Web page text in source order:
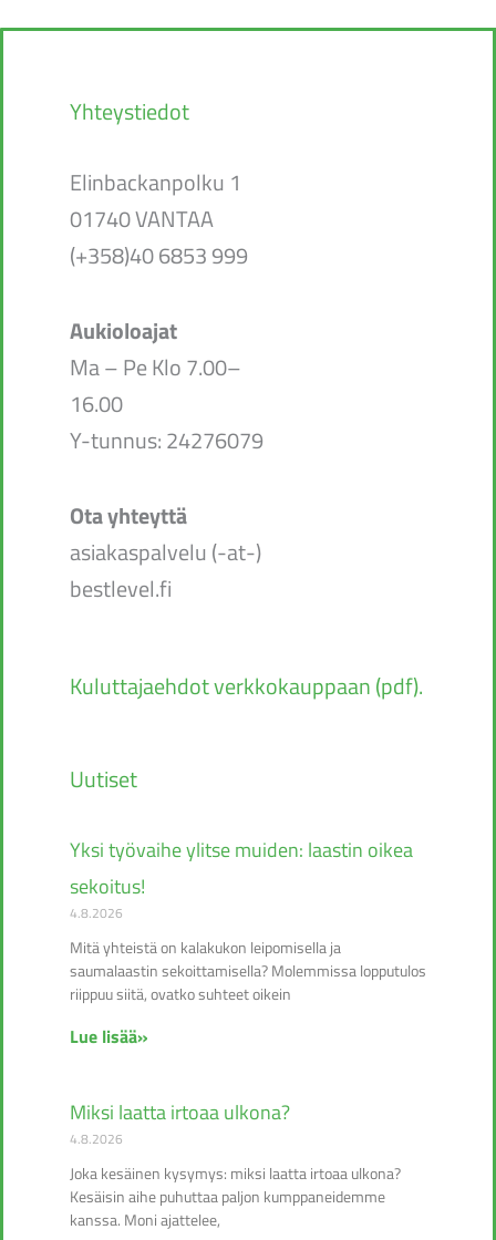
Yhteystiedot
Elinbackanpolku 1
01740 VANTAA
(+358)40 6853 999
Aukioloajat
Ma – Pe Klo 7.00–
16.00
Y-tunnus: 24276079
Ota yhteyttä
asiakaspalvelu (-at-)
bestlevel.fi
Kuluttajaehdot verkkokauppaan (pdf).
Uutiset
Yksi työvaihe ylitse muiden: laastin oikea
sekoitus!
4.8.2026
Mitä yhteistä on kalakukon leipomisella ja
saumalaastin sekoittamisella? Molemmissa lopputulos
riippuu siitä, ovatko suhteet oikein
Lue lisää»
Miksi laatta irtoaa ulkona?
4.8.2026
Joka kesäinen kysymys: miksi laatta irtoaa ulkona?
Kesäisin aihe puhuttaa paljon kumppaneidemme
kanssa. Moni ajattelee,